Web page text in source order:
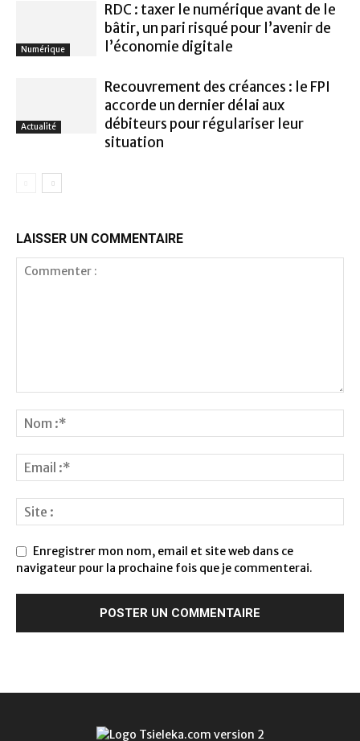
Numérique
RDC : taxer le numérique avant de le
bâtir, un pari risqué pour l’avenir de
l’économie digitale
Actualité
Recouvrement des créances : le FPI
accorde un dernier délai aux
débiteurs pour régulariser leur
situation
LAISSER UN COMMENTAIRE
Enregistrer mon nom, email et site web dans ce
navigateur pour la prochaine fois que je commenterai.